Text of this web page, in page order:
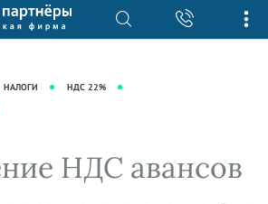
НАЛОГИ
НДС 22%
НДС авансов